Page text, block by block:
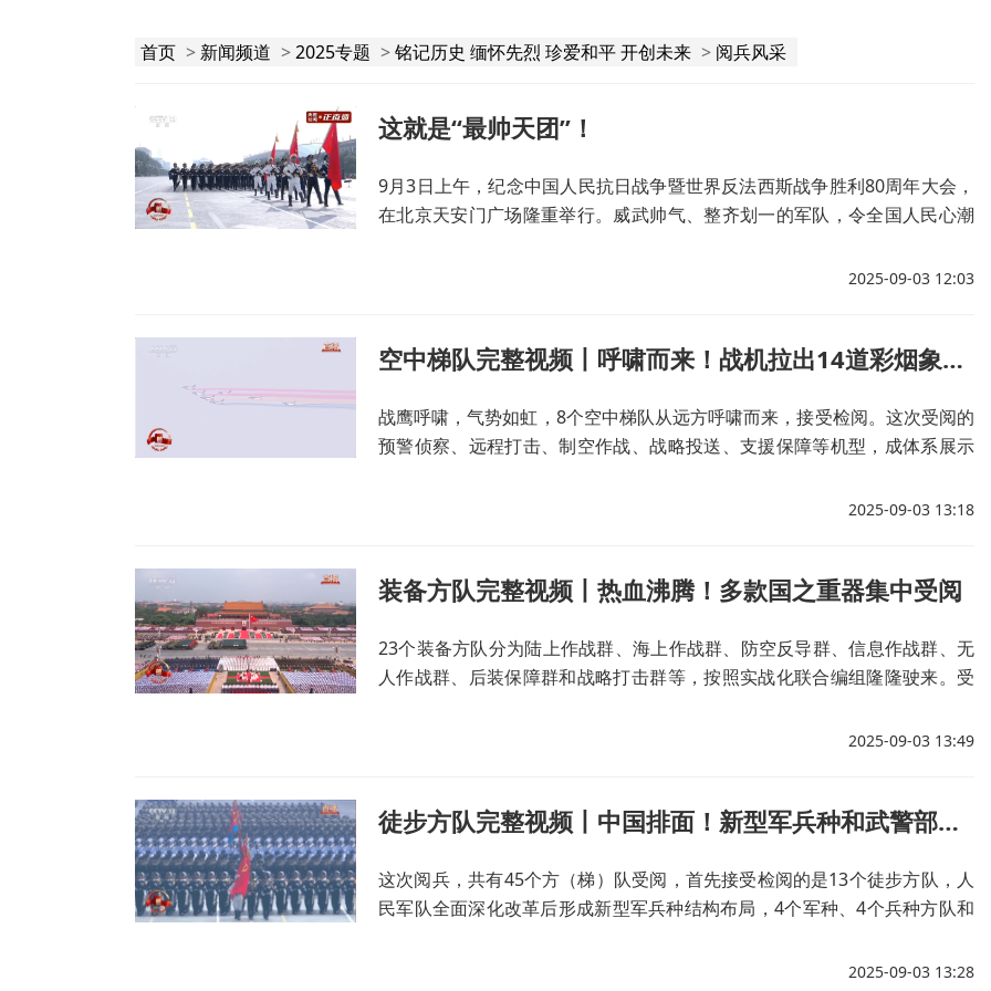
首页 > 新闻频道 >2025专题 >铭记历史 缅怀先烈 珍爱和平 开创未来 > 阅兵风采
这就是“最帅天团”！
9月3日上午，纪念中国人民抗日战争暨世界反法西斯战争胜利80周年大会，
在北京天安门广场隆重举行。威武帅气、整齐划一的军队，令全国人民心潮
2025-09-03 12:03
空中梯队完整视频丨呼啸而来！战机拉出14道彩烟象征14年抗战
战鹰呼啸，气势如虹，8个空中梯队从远方呼啸而来，接受检阅。这次受阅的
预警侦察、远程打击、制空作战、战略投送、支援保障等机型，成体系展示
2025-09-03 13:18
装备方队完整视频丨热血沸腾！多款国之重器集中受阅
23个装备方队分为陆上作战群、海上作战群、防空反导群、信息作战群、无
人作战群、后装保障群和战略打击群等，按照实战化联合编组隆隆驶来。受
2025-09-03 13:49
徒步方队完整视频丨中国排面！新型军兵种和武警部队方队首次擎旗亮相
这次阅兵，共有45个方（梯）队受阅，首先接受检阅的是13个徒步方队，人
民军队全面深化改革后形成新型军兵种结构布局，4个军种、4个兵种方队和
2025-09-03 13:28